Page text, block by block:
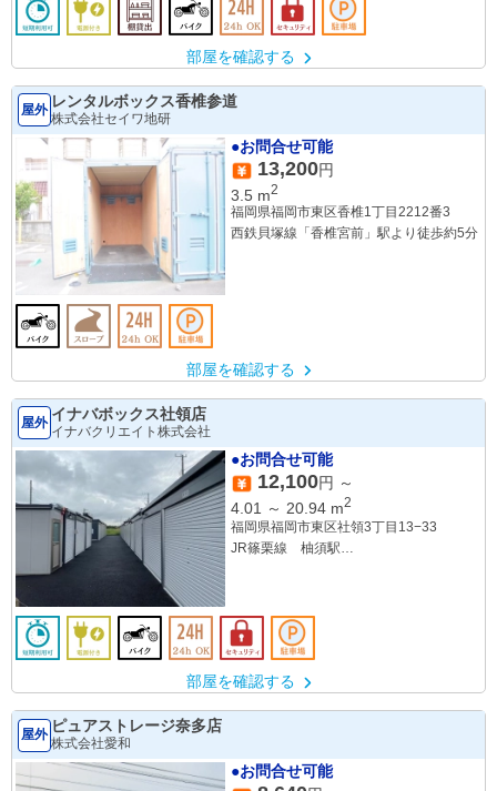
部屋を確認する
屋外 レンタルボックス香椎参道
株式会社セイワ地研
●お問合せ可能
13,200円
3.5 m2
福岡県福岡市東区香椎1丁目2212番3
西鉄貝塚線「香椎宮前」駅より徒歩約5分
部屋を確認する
屋外 イナバボックス社領店
イナバクリエイト株式会社
●お問合せ可能
12,100円 ～
4.01
～ 20.94 m2
福岡県福岡市東区社領3丁目13−33
JR篠栗線 柚須駅
部屋を確認する
屋外 ピュアストレージ奈多店
株式会社愛和
●お問合せ可能